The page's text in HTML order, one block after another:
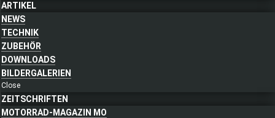
ARTIKEL
NEWS
TECHNIK
ZUBEHÖR
DOWNLOADS
BILDERGALERIEN
Close
ZEITSCHRIFTEN
MOTORRAD-MAGAZIN MO